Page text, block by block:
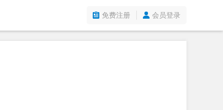
免费注册 会员登录